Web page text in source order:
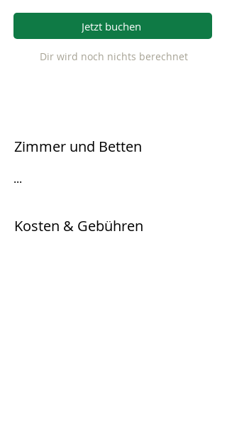
Jetzt buchen
Dir wird noch nichts berechnet
Zimmer und Betten
...
Kosten & Gebühren